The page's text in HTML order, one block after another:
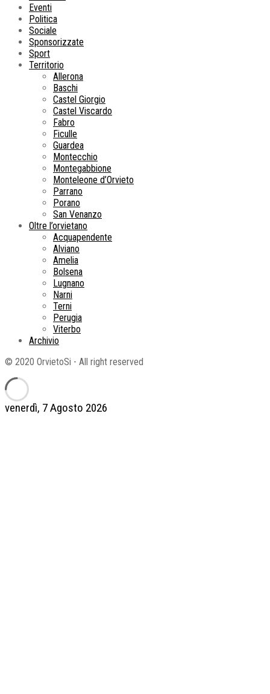
venerdì, 7 Agosto 2026
Eventi
Politica
Sociale
Sponsorizzate
Sport
Territorio
Allerona
Baschi
Castel Giorgio
Castel Viscardo
Fabro
Ficulle
Guardea
Montecchio
Montegabbione
Monteleone d’Orvieto
Parrano
Porano
San Venanzo
Oltre l’orvietano
Acquapendente
Alviano
Amelia
Bolsena
Lugnano
Narni
Terni
Perugia
Viterbo
Archivio
© 2020 OrvietoSi - All right reserved